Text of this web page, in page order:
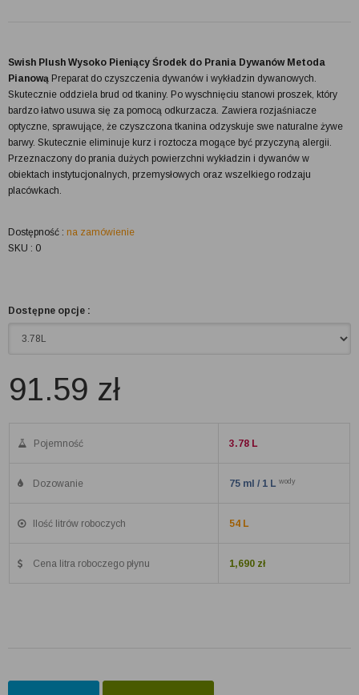
Swish Plush Wysoko Pieniący Środek do Prania Dywanów Metoda
Pianową Preparat do czyszczenia dywanów i wykładzin dywanowych.
Skutecznie oddziela brud od tkaniny. Po wyschnięciu stanowi proszek, który
bardzo łatwo usuwa się za pomocą odkurzacza. Zawiera rozjaśniacze
optyczne, sprawujące, że czyszczona tkanina odzyskuje swe naturalne żywe
barwy. Skutecznie eliminuje kurz i roztocza mogące być przyczyną alergii.
Przeznaczony do prania dużych powierzchni wykładzin i dywanów w
obiektach instytucjonalnych, przemysłowych oraz wszelkiego rodzaju
placówkach.
Dostępność : na zamówienie
SKU : 0
Dostępne opcje :
91.59 zł
Pojemność 3.78 L
Dozowanie 75 ml / 1 L wody
Ilość litrów roboczych 54 L
Cena litra roboczego płynu 1,690 zł